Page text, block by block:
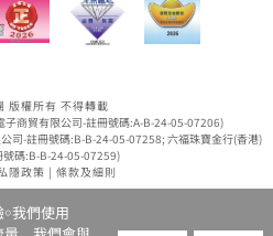
版權所有 不得轉載
子商貿有限公司-註冊號碼:A-B-24-05-07206)
司-註冊號碼:B-B-24-05-07258; 六福珠寶金行(香港)
號碼:B-B-24-05-07259)
隱政策 | 條款及細則
我們使用